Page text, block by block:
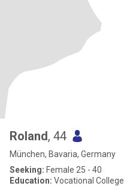
Roland, 44
München, Bavaria, Germany
Seeking: Female 25 - 40
Education: Vocational College